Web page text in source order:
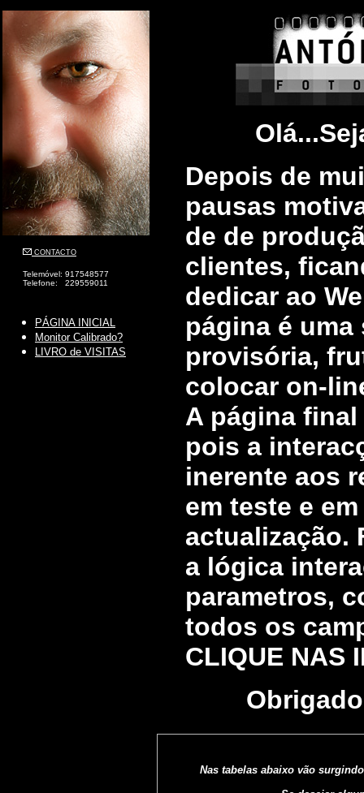
CONTACTO
Telemóvel: 917548577
Telefone: 229559011
PÁGINA INICIAL
Monitor Calibrado?
LIVRO de VISITAS
Depois de
pausas
de de
clientes,
dedicar ao
página é
provisória,
colocar on-
A página
pois a
inerente aos
em teste e
actualização.
a lógica
parametros,
todos os
CLIQUE NAS
Nas tabelas abaixo vão